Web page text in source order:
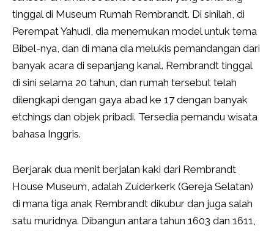
tinggal di Museum Rumah Rembrandt. Di sinilah, di
Perempat Yahudi, dia menemukan model untuk tema
Bibel-nya, dan di mana dia melukis pemandangan dari
banyak acara di sepanjang kanal. Rembrandt tinggal
di sini selama 20 tahun, dan rumah tersebut telah
dilengkapi dengan gaya abad ke 17 dengan banyak
etchings dan objek pribadi. Tersedia pemandu wisata
bahasa Inggris.
Berjarak dua menit berjalan kaki dari Rembrandt
House Museum, adalah Zuiderkerk (Gereja Selatan)
di mana tiga anak Rembrandt dikubur dan juga salah
satu muridnya. Dibangun antara tahun 1603 dan 1611,